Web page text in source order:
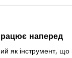
наперед
як інструмент, що